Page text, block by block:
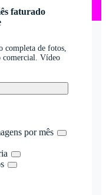
faturado
completa de fotos,
comercial. Vídeo
por mês